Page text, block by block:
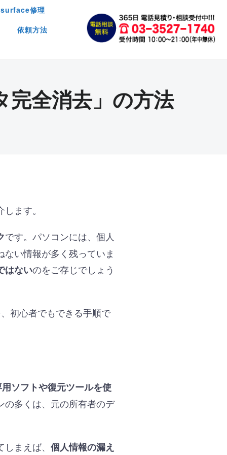
surface修理
依頼方法
完全消去」の方法
ます。
です。パソコンには、個人
い情報が多く残っていま
はないのをご存じでしょう
初心者でもできる手順で
ソフトや復元ツールを使
の多くは、元の所有者のデ
まえば、 個人情報の漏え